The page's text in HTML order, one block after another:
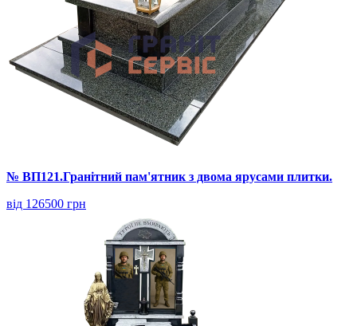
№ ВП121.Гранітний пам'ятник з двома ярусами плитки.
від 126500 грн